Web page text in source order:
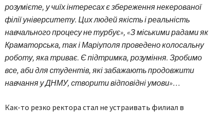
розумієте, у чиїх інтересах є збереження некерованої
філії університету. Цих людей якість і реальність
навчального процесу не турбує», «З міськими радами як
Краматорська, так і Маріуполя проведено колосальну
роботу, яка триває. Є підтримка, розуміння. Зробимо
все, аби для студентів, які забажають продовжити
навчання у ДНМУ, створити відповідні умови»…
Как-то резко ректора стал не устраивать филиал в